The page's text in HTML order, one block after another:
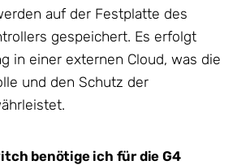
auf der Festplatte des
gespeichert. Es erfolgt
in einer externen Cloud, was die
und den Schutz der
benötige ich für die G4